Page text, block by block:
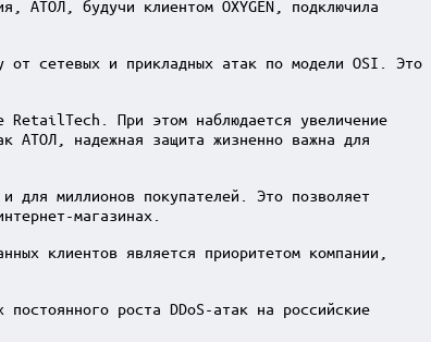
АТОЛ, будучи клиентом OXYGEN, подключила
от сетевых и прикладных атак по модели OSI. Это
RetailTech. При этом наблюдается увеличение
АТОЛ, надежная защита жизненно важна для
для миллионов покупателей. Это позволяет
магазинах.
клиентов является приоритетом компании,
роста DDoS-атак на российские